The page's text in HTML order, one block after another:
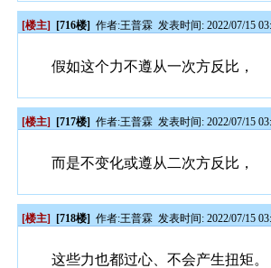
[楼主] [716楼] 作者:王普霖 发表时间: 2022/07/15
假如这个力不遵从一次方反比，
[楼主] [717楼] 作者:王普霖 发表时间: 2022/07/15
而是不变化或遵从二次方反比，
[楼主] [718楼] 作者:王普霖 发表时间: 2022/07/15
这些力也都过心、不会产生扭矩。